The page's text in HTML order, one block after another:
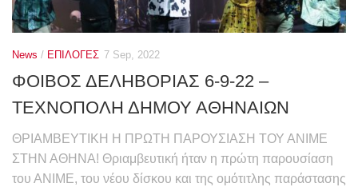
News / ΕΠΙΛΟΓΕΣ 7 Sep, 2022
ΦΟΙΒΟΣ ΔΕΛΗΒΟΡΙΑΣ 6-9-22 –
ΤΕΧΝΟΠΟΛΗ ΔΗΜΟΥ ΑΘΗΝΑΙΩΝ
ΘΡΙΑΜΒΕΥΤΙΚΗ Η ΠΡΩΤΗ ΠΑΡΟΥΣΙΑΣΗ ΤΟΥ ΑΝΙΜΕ
ΣΤΗΝ ΑΘΗΝΑ! Θριαμβευτική ήταν η πρώτη παρουσίαση
του ΑΝΙΜΕ, του νέου δίσκου και της ομότιτλης παράστασης